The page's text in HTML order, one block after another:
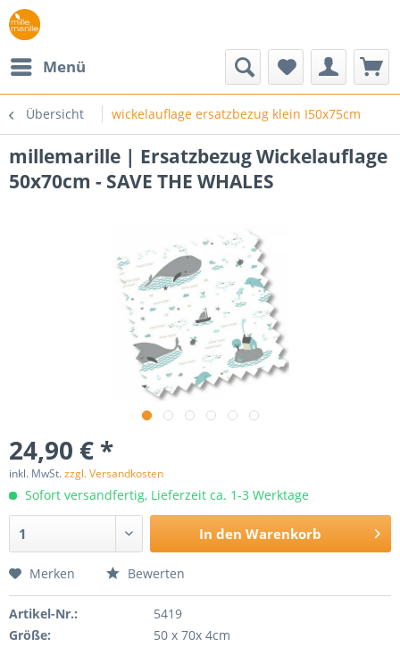
Menü
Übersicht wickelauflage ersatzbezug klein I50x75cm
millemarille | Ersatzbezug Wickelauflage
50x70cm - SAVE THE WHALES
24,90 € *
inkl. MwSt.zzgl. Versandkosten
Sofort versandfertig, Lieferzeit ca. 1-3 Werktage
In den Warenkorb
Merken Bewerten
Artikel-Nr.:
5419
Größe:
50 x 70x 4cm